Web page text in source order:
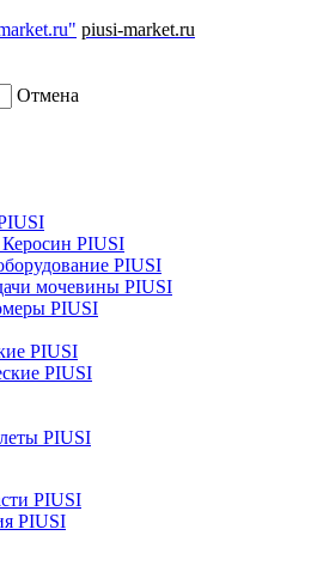
piusi-market.ru
Отмена
PIUSI
PIUSI
мочевины PIUSI
PIUSI
PIUSI
PIUSI
PIUSI
PIUSI
PIUSI